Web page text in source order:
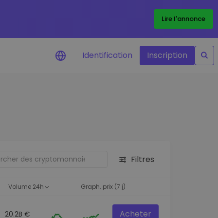
Lire l'annonce
d'investissement
Des informations pertinentes pour
Identification Inscription
Filtres
Volume 24h Graph. prix (7 j)
20.2B € Acheter